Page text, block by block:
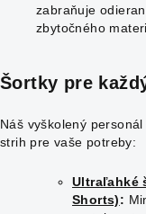
zabraňuje
zbytočného
Šortky pre
Náš vyškolený
strih pre vaše potreby:
Ultraľahké
Shorts):